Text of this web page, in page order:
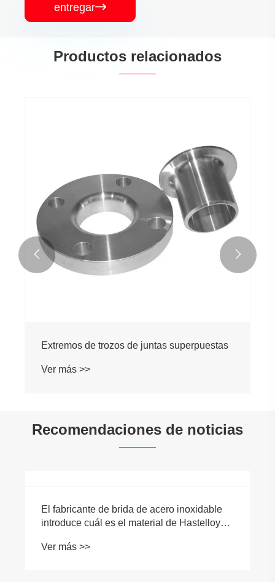
entregar
Productos relacionados
Extremos de trozos de juntas superpuestas
Ver más >>
 
Recomendaciones de noticias